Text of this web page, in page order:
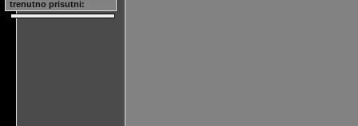
trenutno prisutni: